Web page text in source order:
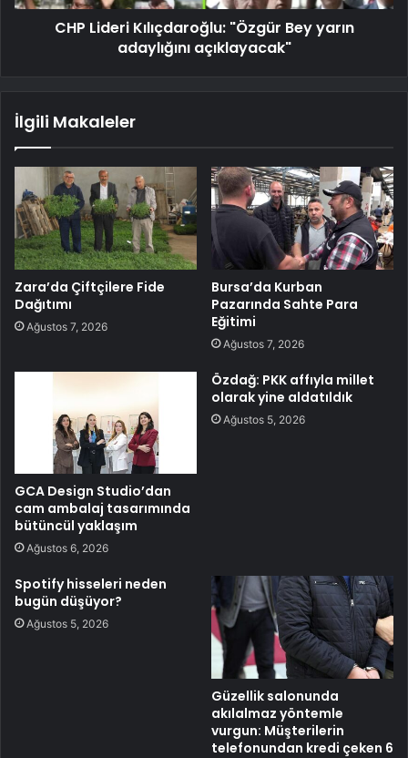
CHP Lideri Kılıçdaroğlu: "Özgür Bey yarın
adaylığını açıklayacak"
İlgili Makaleler
Zara’da Çiftçilere Fide
Dağıtımı
Ağustos 7, 2026
Bursa’da Kurban
Pazarında Sahte Para
Eğitimi
Ağustos 7, 2026
GCA Design Studio’dan
cam ambalaj tasarımında
bütüncül yaklaşım
Ağustos 6, 2026
Özdağ: PKK affıyla millet
olarak yine aldatıldık
Ağustos 5, 2026
Spotify hisseleri neden
bugün düşüyor?
Ağustos 5, 2026
Güzellik salonunda
akılalmaz yöntemle
vurgun: Müşterilerin
telefonundan kredi çeken 6